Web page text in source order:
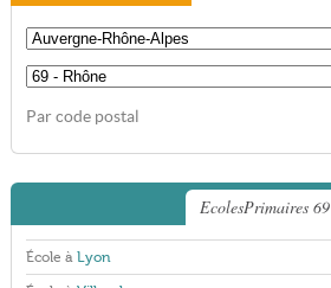
Par code postal
EcolesPrimaires 69
École à Lyon